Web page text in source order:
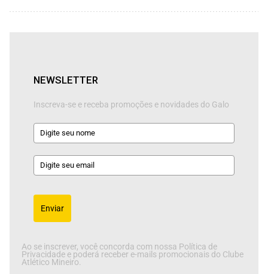
NEWSLETTER
Inscreva-se e receba promoções e novidades do Galo
Enviar
Ao se inscrever, você concorda com nossa Política de
Privacidade e poderá receber e-mails promocionais do Clube
Atlético Mineiro.